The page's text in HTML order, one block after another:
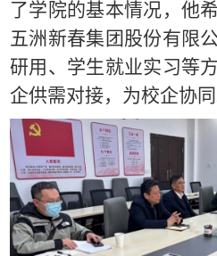
了学院的基本情况，他
五洲新春集团股份有限
研用、学生就业实习等
企供需对接，为校企协同